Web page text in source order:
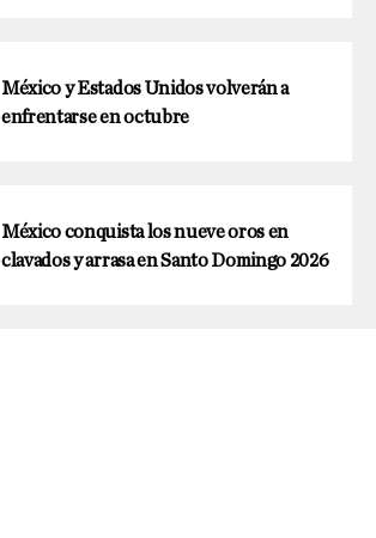
México y Estados Unidos volverán a
enfrentarse en octubre
México conquista los nueve oros en
clavados y arrasa en Santo Domingo 2026